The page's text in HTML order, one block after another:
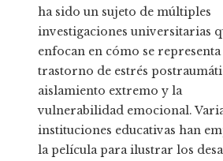
ha sido un sujeto de múltiples
investigaciones universitarias
enfocan en cómo se representa
trastorno de estrés
aislamiento extremo y la
vulnerabilidad emocional.
instituciones educativas han
la película para ilustrar los